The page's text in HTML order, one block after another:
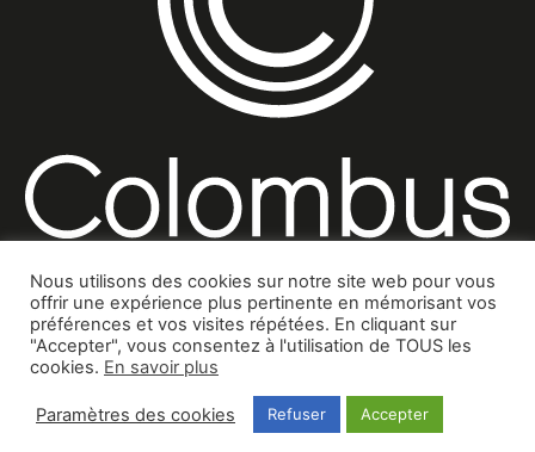
Mentions légales Contact
© Colombus Consulting
Nous utilisons des cookies sur notre site web pour vous
offrir une expérience plus pertinente en mémorisant vos
préférences et vos visites répétées. En cliquant sur
"Accepter", vous consentez à l'utilisation de TOUS les
cookies. En savoir plus
Paramètres des cookies Refuser Accepter